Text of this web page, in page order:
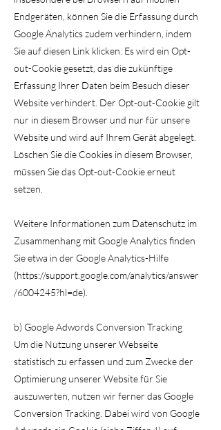
Endgeräten, können Sie die Erfassung durch
Google Analytics zudem verhindern, indem
Sie auf diesen Link klicken. Es wird ein Opt-
out-Cookie gesetzt, das die zukünftige
Erfassung Ihrer Daten beim Besuch dieser
Website verhindert. Der Opt-out-Cookie gilt
nur in diesem Browser und nur für unsere
Website und wird auf Ihrem Gerät abgelegt.
Löschen Sie die Cookies in diesem Browser,
müssen Sie das Opt-out-Cookie erneut
setzen.
Weitere Informationen zum Datenschutz im
Zusammenhang mit Google Analytics finden
Sie etwa in der Google Analytics-Hilfe
(https://support.google.com/analytics/answer
/6004245?hl=de).
b) Google Adwords Conversion Tracking
Um die Nutzung unserer Webseite
statistisch zu erfassen und zum Zwecke der
Optimierung unserer Website für Sie
auszuwerten, nutzen wir ferner das Google
Conversion Tracking. Dabei wird von Google